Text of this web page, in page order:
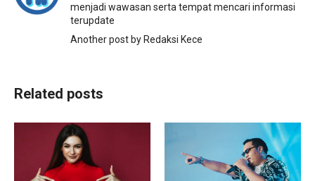
menjadi wawasan serta tempat mencari informasi
terupdate
Another post by Redaksi Kece
Related posts